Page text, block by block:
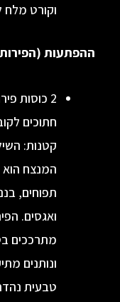
וקורט מלח לאיזון.
(הפירות):
2 כוסות פירות
חתוכים לקוביות
קטנות: השילוב
תפוחים, בננות
ואגסים. הפירות
מתרככים בטיגון
ונותנים מתיקות
טבעית נהדרת.